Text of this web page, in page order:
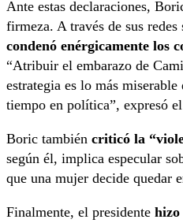
Ante estas declaraciones,
firmeza. A través de sus redes
condenó enérgicamente los
“Atribuir el embarazo de
estrategia es lo más
tiempo en política”, expresó
Boric también criticó la
según él, implica especular
que una mujer decide quedar
Finalmente, el presidente hizo